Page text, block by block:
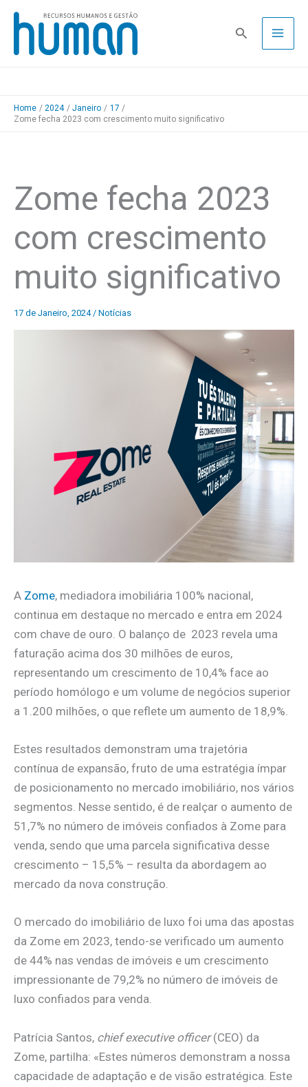
Skip
content
Pesquisa
Home 2024 Janeiro
17
Zome fecha 2023 com crescimento muito significativo
Zome fecha 2023
com crescimento
muito significativo
17 de Janeiro, 2024 / Notícias
A Zome, mediadora imobiliária 100% nacional,
continua em destaque no mercado e entra em 2024
com chave de ouro. O balanço de 2023 revela uma
faturação acima dos 30 milhões de euros,
representando um crescimento de 10,4% face ao
período homólogo e um volume de negócios superior
a 1.200 milhões, o que reflete um aumento de 18,9%.
​Estes resultados demonstram uma trajetória
contínua de expansão, fruto de uma estratégia ímpar
de posicionamento no mercado imobiliário, nos vários
segmentos. Nesse sentido, é de realçar o aumento de
51,7% no número de imóveis confiados à Zome para
venda, sendo que uma parcela significativa desse
crescimento – 15,5% – resulta da abordagem ao
mercado da nova construção.
O mercado do imobiliário de luxo foi uma das apostas
da Zome em 2023, tendo-se verificado um aumento
de 44% nas vendas de imóveis e um crescimento
impressionante de 79,2% no número de imóveis de
luxo confiados para venda.
Patrícia Santos, chief executive officer(CEO) da
Zome, partilha: «Estes números demonstram a nossa
capacidade de adaptação e de visão estratégica. Este